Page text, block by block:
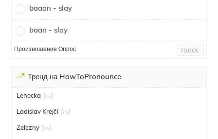
baaan - slay
baan - slay
Произношение Опрос голос
Тренд на HowToPronounce
Lehecka [cs]
Ladislav Krejčí [cs]
Zelezny [cs]